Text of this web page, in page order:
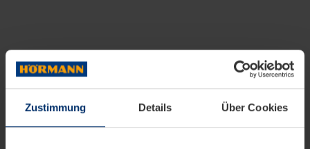
Zustimmung Details Über Cookies